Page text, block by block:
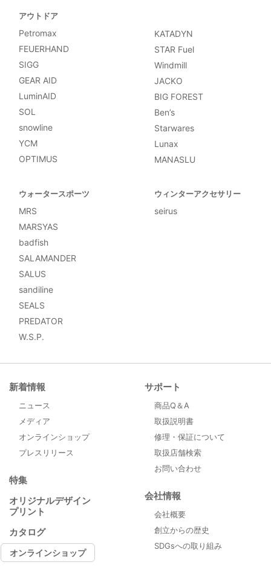
新着情報
ニュース
メディア
オンラインショップ
プレスリリース
特集
オリジナルデザイン
プリント
カタログ
オンラインショップ
サポート
商品Q＆A
取扱説明書
修理・保証について
取扱店舗検索
お問い合わせ
会社情報
会社概要
創立からの歴史
SDGsへの取り組み
アウトドア
Petromax
FEUERHAND
SIGG
GEAR AID
LuminAID
SOL
snowline
YCM
OPTIMUS
KATADYN
STAR Fuel
Windmill
JACKO
BIG FOREST
Ben’s
Starwares
Lunax
MANASLU
ウォータースポーツ
MRS
MARSYAS
badfish
SALAMANDER
SALUS
sandiline
SEALS
PREDATOR
W.S.P.
ウィンターアクセサリー
seirus